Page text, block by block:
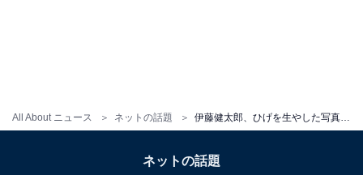
All About ニュース ネットの話題 伊藤健太郎、ひげを生やした写真にファン歓喜！ 「おひげかわい」「今日も安定のカッコよさだわ」
ネットの話題